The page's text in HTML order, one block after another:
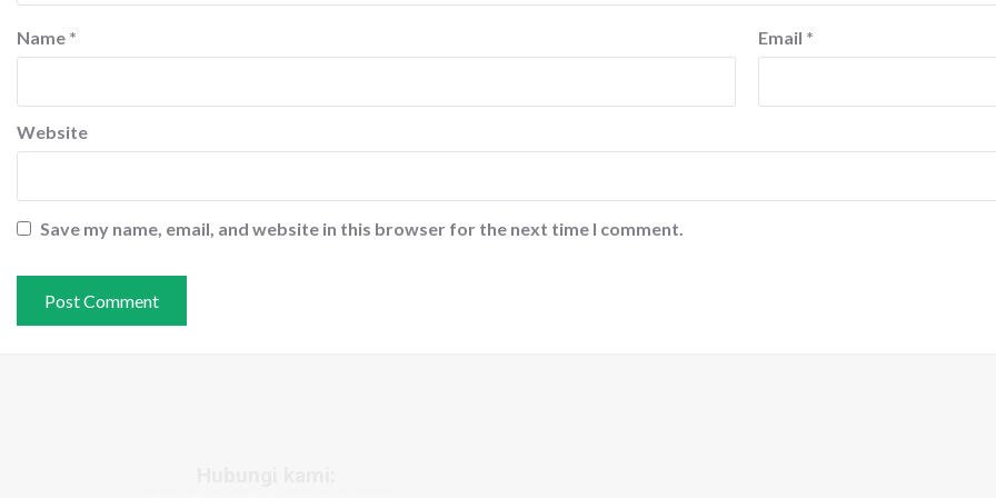
Name * Email *
Website
Save my name, email, and website in this browser for the next time I comment.